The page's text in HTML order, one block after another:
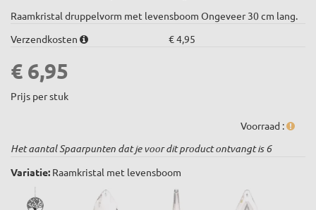
Raamkristal druppelvorm met levensboom Ongeveer 30 cm lang.
Verzendkosten
€ 4,95
€ 6,95
Prijs per stuk
Voorraad :
Het aantal Spaarpunten dat je voor dit product ontvangt is6
Variatie: Raamkristal met levensboom